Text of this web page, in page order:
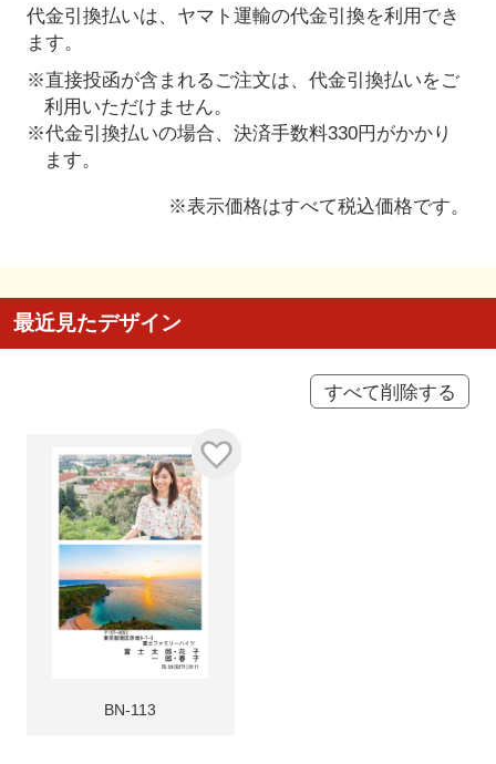
代金引換払いは、ヤマト運輸の代金引換を利用でき
ます。
※直接投函が含まれるご注文は、代金引換払いをご
利用いただけません。
※代金引換払いの場合、決済手数料330円がかかり
ます。
※表示価格はすべて税込価格です。
最近見たデザイン
すべて削除する
BN-113